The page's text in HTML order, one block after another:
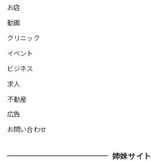
お店
動画
クリニック
イベント
ビジネス
求人
不動産
広告
お問い合わせ
姉妹サイト